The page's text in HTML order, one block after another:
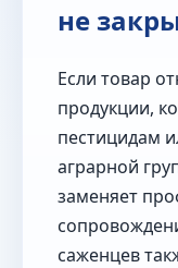
не
Если товар
продукции,
пестицидам
аграрной
заменяет
саженцев